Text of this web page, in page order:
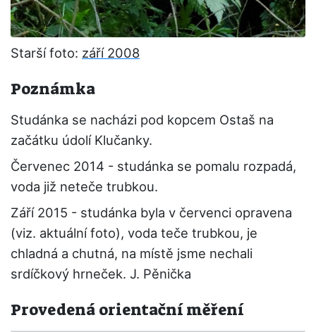
Starší foto: září 2008
Poznámka
Studánka se nacházi pod kopcem Ostaš na
začátku údolí Klučanky.
Červenec 2014 - studánka se pomalu rozpadá,
voda již neteče trubkou.
Září 2015 - studánka byla v červenci opravena
(viz. aktuální foto), voda teče trubkou, je
chladná a chutná, na místě jsme nechali
srdíčkový hrneček. J. Pěnička
Provedená orientační měření